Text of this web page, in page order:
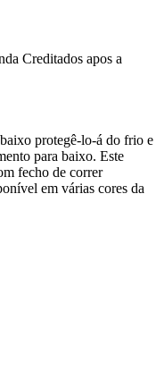
Creditados apos a
protegê-lo-á do frio e
para baixo. Este
fecho de correr
em várias cores da